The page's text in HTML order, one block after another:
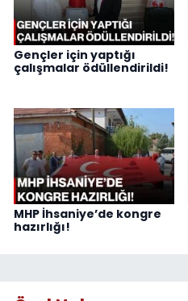
Gençler için yaptığı
çalışmalar ödüllendirildi!
MHP İhsaniye’de kongre
hazırlığı!